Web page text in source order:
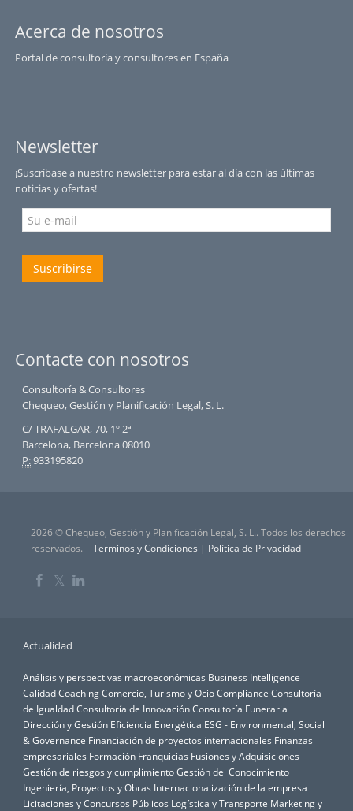
Acerca de nosotros
Portal de consultoría y consultores en España
Newsletter
¡Suscríbase a nuestro newsletter para estar al día con las últimas
noticias y ofertas!
Suscribirse
Contacte con nosotros
Consultoría & Consultores
Chequeo, Gestión y Planificación Legal, S. L.
C/ TRAFALGAR, 70, 1º 2ª
Barcelona, Barcelona 08010
P:933195820
2026 © Chequeo, Gestión y Planificación Legal, S. L.. Todos los derechos
reservados.
Terminos y Condiciones | Política de Privacidad
𝕏
Actualidad
Análisis y perspectivas macroeconómicas Business Intelligence
CalidadCoachingComercio, Turismo y OcioCompliance Consultoría
de IgualdadConsultoría de InnovaciónConsultoría Funeraria
Dirección y Gestión Eficiencia Energética ESG - Environmental, Social
& Governance Financiación de proyectos internacionales Finanzas
empresariales Formación Franquicias Fusiones y Adquisiciones
Gestión de riesgos y cumplimientoGestión del Conocimiento
Ingeniería, Proyectos y Obras Internacionalización de la empresa
Licitaciones y Concursos Públicos Logística y Transporte Marketing y